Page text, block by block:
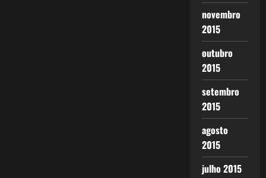
novembro
2015
outubro
2015
setembro
2015
agosto
2015
julho 2015